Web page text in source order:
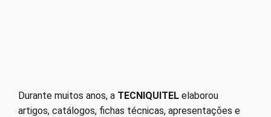
Durante muitos anos, a TECNIQUITEL elaborou
artigos, catálogos, fichas técnicas, apresentações e